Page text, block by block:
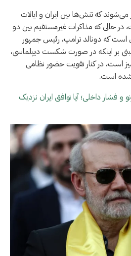
که تنش‌ها بین ایران و ایالات
حالی که مذاکرات غیرمستقیم بین دو
است که دونالد ترامپ، رئیس جمهور
بر اینکه در صورت شکست دیپلماسی،
است، در کنار تقویت حضور نظامی
شده است.
و فشار داخلی؛ آیا توافق ایران نزدیک